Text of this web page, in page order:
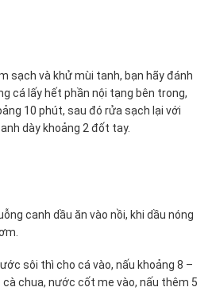
sạch và khử mùi tanh, bạn hãy đánh
cá lấy hết phần nội tạng bên trong,
10 phút, sau đó rửa sạch lại với
dày khoảng 2 đốt tay.
canh dầu ăn vào nồi, khi dầu nóng
sôi thì cho cá vào, nấu khoảng 8 –
chua, nước cốt me vào, nấu thêm 5